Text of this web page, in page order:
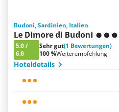
Budoni, Sardinien, Italien
Le Dimore di Budoni
5.0/
6.0
Sehr gut(1 Bewertungen)
100 %Weiterempfehlung
Hoteldetails